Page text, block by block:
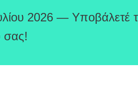
2026 — Υποβάλετέ
σας!